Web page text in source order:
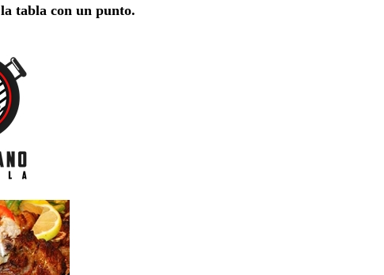
tabla con un punto.